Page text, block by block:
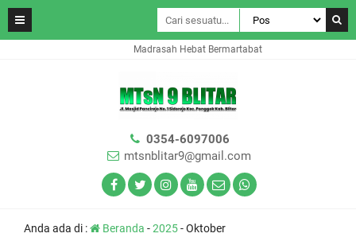
Madrasah Hebat Bermartabat
0354-6097006
mtsnblitar9@gmail.com
Anda ada di : Beranda -2025-Oktober